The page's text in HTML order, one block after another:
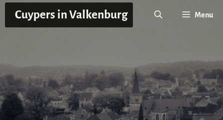
Ga
Cuypers in Valkenburg Menu